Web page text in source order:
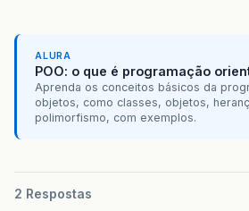
ALURA
POO: o que é programação
Aprenda os conceitos básicos da
objetos, como classes, objetos,
polimorfismo, com exemplos.
2 Respostas